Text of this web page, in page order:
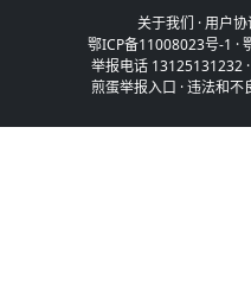
关于我们 ·用户协
鄂ICP备11008023号-1 ·
举报电话 13125131232
煎蛋举报入口 ·违法和不